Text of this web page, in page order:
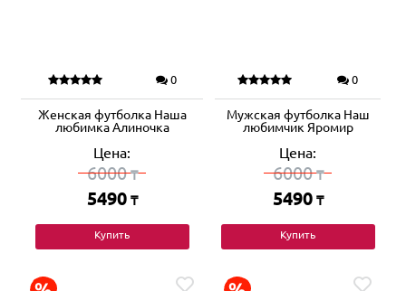
0
Женская футболка Наша
любимка Алиночка
Цена:
6000₸
5490 ₸
Купить
0
Мужская футболка Наш
любимчик Яромир
Цена:
6000₸
5490 ₸
Купить